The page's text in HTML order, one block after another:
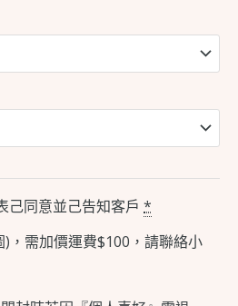
己同意並己告知客戶 *
，需加價運費$100，請聯絡小